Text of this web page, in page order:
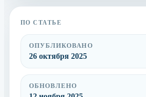
ПО СТАТЬЕ
ОПУБЛИКОВАНО
26 октября 2025
ОБНОВЛЕНО